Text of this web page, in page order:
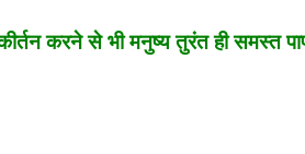
करने से भी मनुष्य तुरंत ही समस्त